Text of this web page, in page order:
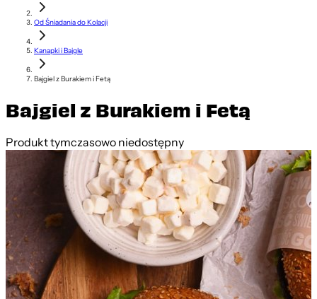
Od Śniadania do Kolacji
Kanapki i Bajgle
Bajgiel z Burakiem i Fetą
Bajgiel z Burakiem i Fetą
Produkt tymczasowo niedostępny